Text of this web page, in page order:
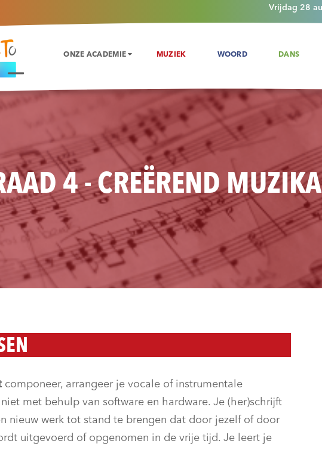
Vrijdag 28
ONZE ACADEMIE MUZIEK WOORD DANS
4 - CREËREND
componeer, arrangeer je vocale of instrumentale
met behulp van software en hardware. Je (her)schrijft
nieuw werk tot stand te brengen dat door jezelf of door
uitgevoerd of opgenomen in de vrije tijd. Je leert je